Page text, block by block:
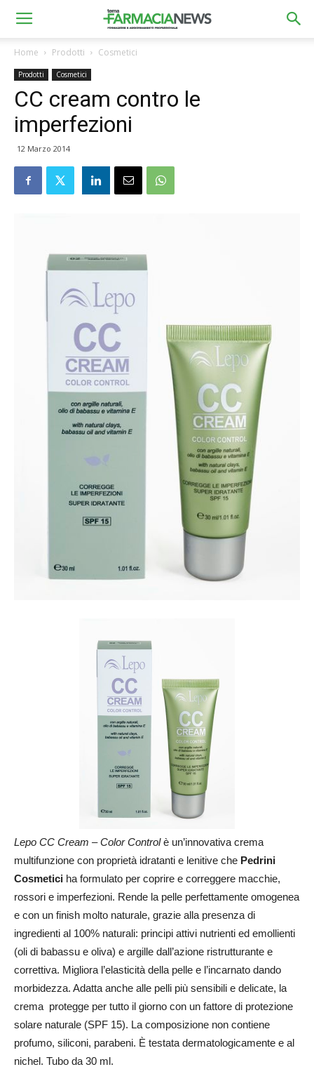
Home Prodotti Cosmetici
Prodotti Cosmetici
CC cream contro le
imperfezioni
12 Marzo 2014
Lepo CC Cream – Color Controlè un’innovativa crema
multifunzione con proprietà idratanti e lenitive che Pedrini
Cosmetici ha formulato per coprire e correggere macchie,
rossori e imperfezioni. Rende la pelle perfettamente omogenea
e con un finish molto naturale, grazie alla presenza di
ingredienti al 100% naturali: principi attivi nutrienti ed emollienti
(oli di babassu e oliva) e argille dall’azione ristrutturante e
correttiva. Migliora l’elasticità della pelle e l’incarnato dando
morbidezza. Adatta anche alle pelli più sensibili e delicate, la
crema protegge per tutto il giorno con un fattore di protezione
solare naturale (SPF 15). La composizione non contiene
profumo, siliconi, parabeni. È testata dermatologicamente e al
nichel. Tubo da 30 ml.